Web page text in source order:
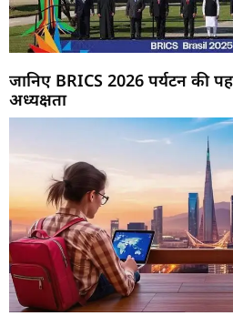
जानिए BRICS 2026 पर्यटन की
अध्यक्षता